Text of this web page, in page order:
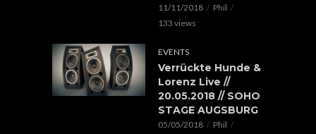
11/11/2018
Phil
133 views
EVENTS
Verrückte Hunde &
Lorenz Live //
20.05.2018 // SOHO
STAGE AUGSBURG
05/05/2018
Phil